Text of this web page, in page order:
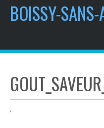
principal
BOISSY-